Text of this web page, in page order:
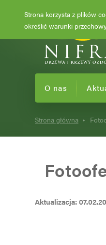
O nas
Strona główna
Aktualizacja:
Strona korzysta z plików
określić warunki